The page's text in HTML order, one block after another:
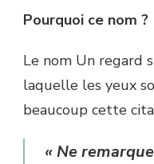
Pourquoi ce nom ?
Le nom Un regard
laquelle les yeux
beaucoup cette
« Ne